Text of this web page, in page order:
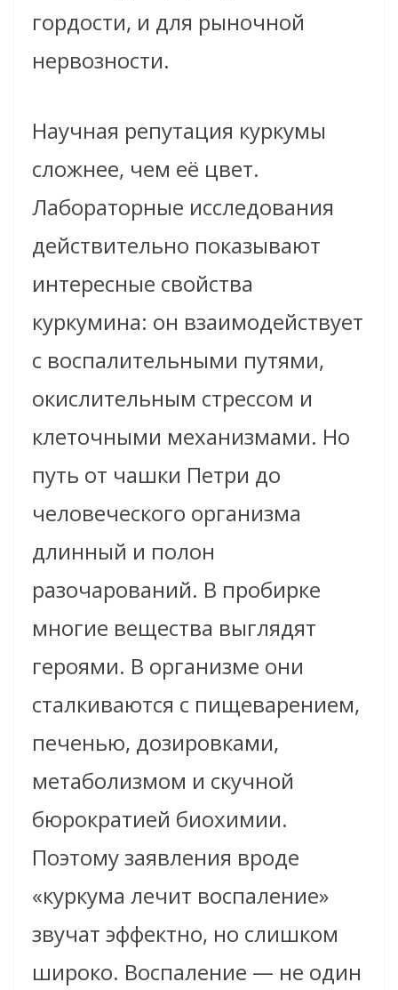
гордости, и для рыночной
нервозности.
Научная репутация куркумы
сложнее, чем её цвет.
Лабораторные исследования
действительно показывают
интересные свойства
куркумина: он взаимодействует
с воспалительными путями,
окислительным стрессом и
клеточными механизмами. Но
путь от чашки Петри до
человеческого организма
длинный и полон
разочарований. В пробирке
многие вещества выглядят
героями. В организме они
сталкиваются с пищеварением,
печенью, дозировками,
метаболизмом и скучной
бюрократией биохимии.
Поэтому заявления вроде
«куркума лечит воспаление»
звучат эффектно, но слишком
широко. Воспаление — не один